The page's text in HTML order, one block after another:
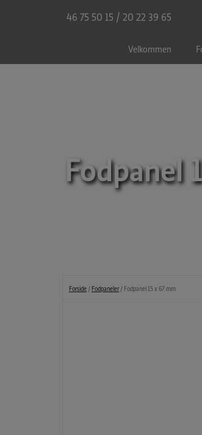
46 75 50 15 / 20 22 39 65
Velkommen
Fodpanel
Forside / Fodpaneler / Fodpanel 15 x 67 mm